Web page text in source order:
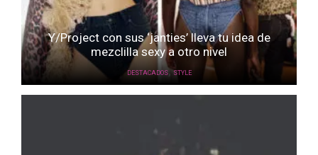
Y/Project con sus ‘janties’ lleva tu idea de
mezclilla sexy a otro nivel
DESTACADOS,STYLE